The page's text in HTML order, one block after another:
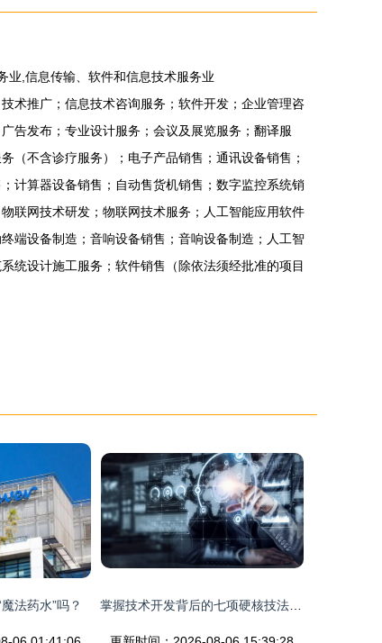
业,信息传输、软件和信息技术服务业
术推广；信息技术咨询服务；软件开发；企业管理咨
告发布；专业设计服务；会议及展览服务；翻译服
（不含诊疗服务）；电子产品销售；通讯设备销售；
计算器设备销售；自动售货机销售；数字监控系统销
联网技术研发；物联网技术服务；人工智能应用软件
端设备制造；音响设备销售；音响设备制造；人工智
统设计施工服务；软件销售（除依法须经批准的项目
法药水”吗？